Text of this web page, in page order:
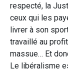
respecté, la
ceux qui les
livrer à son
travaillé au
massue… Et
Le libéralisme